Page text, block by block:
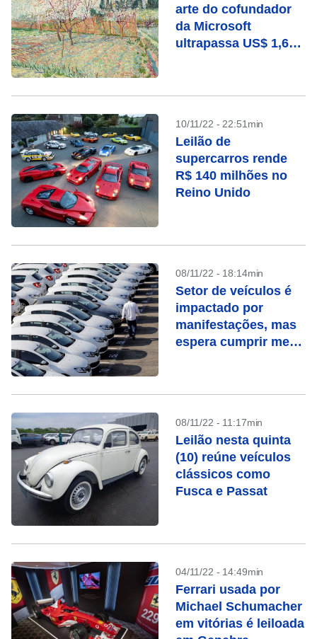
arte do cofundador
da Microsoft
ultrapassa US$ 1,6
10/11/22 - 22:51min
Leilão de
supercarros rende
R$ 140 milhões no
Reino Unido
08/11/22 - 18:14min
Setor de veículos é
impactado por
manifestações, mas
espera cumprir meta
08/11/22 - 11:17min
Leilão nesta quinta
(10) reúne veículos
clássicos como
Fusca e Passat
04/11/22 - 14:49min
Ferrari usada por
Michael Schumacher
em vitórias é leiloada